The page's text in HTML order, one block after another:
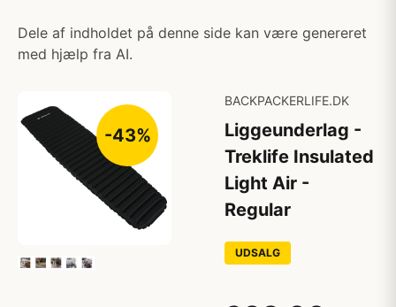
Dele af indholdet på denne side kan være genereret
med hjælp fra AI.
-43%
BACKPACKERLIFE.DK
Liggeunderlag -
Treklife Insulated
Light Air -
Regular
UDSALG